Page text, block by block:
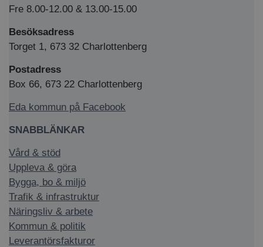
Fre 8.00-12.00 & 13.00-15.00
Besöksadress
Torget 1, 673 32 Charlottenberg
Postadress
Box 66, 673 22 Charlottenberg
Eda kommun på Facebook
SNABBLÄNKAR
Vård & stöd
Uppleva & göra
Bygga, bo & miljö
Trafik & infrastruktur
Näringsliv & arbete
Kommun & politik
Leverantörsfakturor